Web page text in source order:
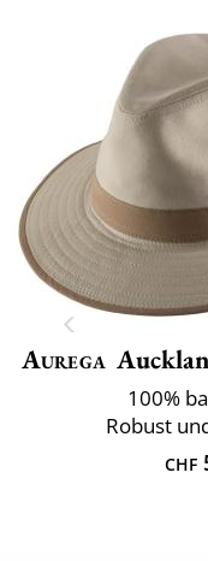
Aurega
100%
Robust
CHF